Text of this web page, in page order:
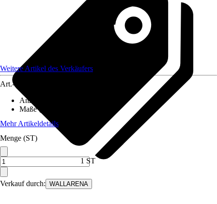
Verkauf durch: WALLARENA
Weitere Artikel des Verkäufers
Art.-Nr.
Anzahl der Teile
Maße (BxH)
Mehr Artikeldetails
Menge (ST)
1 ST